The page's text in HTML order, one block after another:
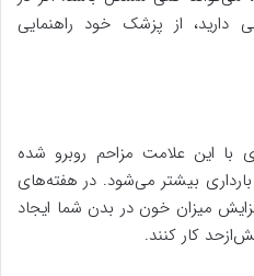
دارید، از پزشک خود راهنمایی
با این علامت مزاحم روبرو شده
بیشتر می‌شود. در هفته‌های
افزایش میزان خون در بدن شما ایجاد
کار کنند.